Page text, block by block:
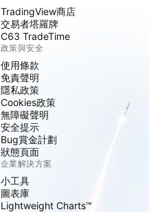
TradingView商店
交易者塔羅牌
C63 TradeTime
政策與安全
使用條款
免責聲明
隱私政策
Cookies政策
無障礙聲明
安全提示
Bug賞金計劃
狀態頁面
企業解決方案
小工具
圖表庫
Lightweight Charts™